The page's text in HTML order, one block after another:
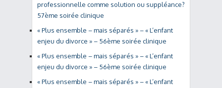
professionnelle comme solution ou suppléance?
57ème soirée clinique
« Plus ensemble – mais séparés » – « L’enfant
enjeu du divorce » – 56ème soirée clinique
« Plus ensemble – mais séparés » – « L’enfant
enjeu du divorce » – 56ème soirée clinique
« Plus ensemble – mais séparés » – « L’enfant